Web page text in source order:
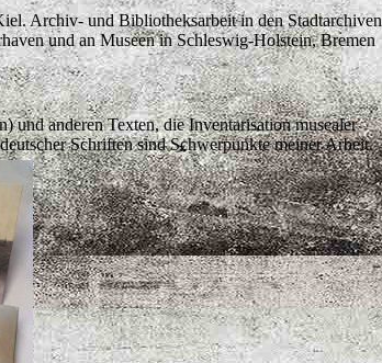
Archiv- und Bibliotheksarbeit in den Stadtarchiven
und an Museen in Schleswig-Holstein, Bremen
und anderen Texten, die Inventarisation musealer
Schriften sind Schwerpunkte meiner Arbeit.